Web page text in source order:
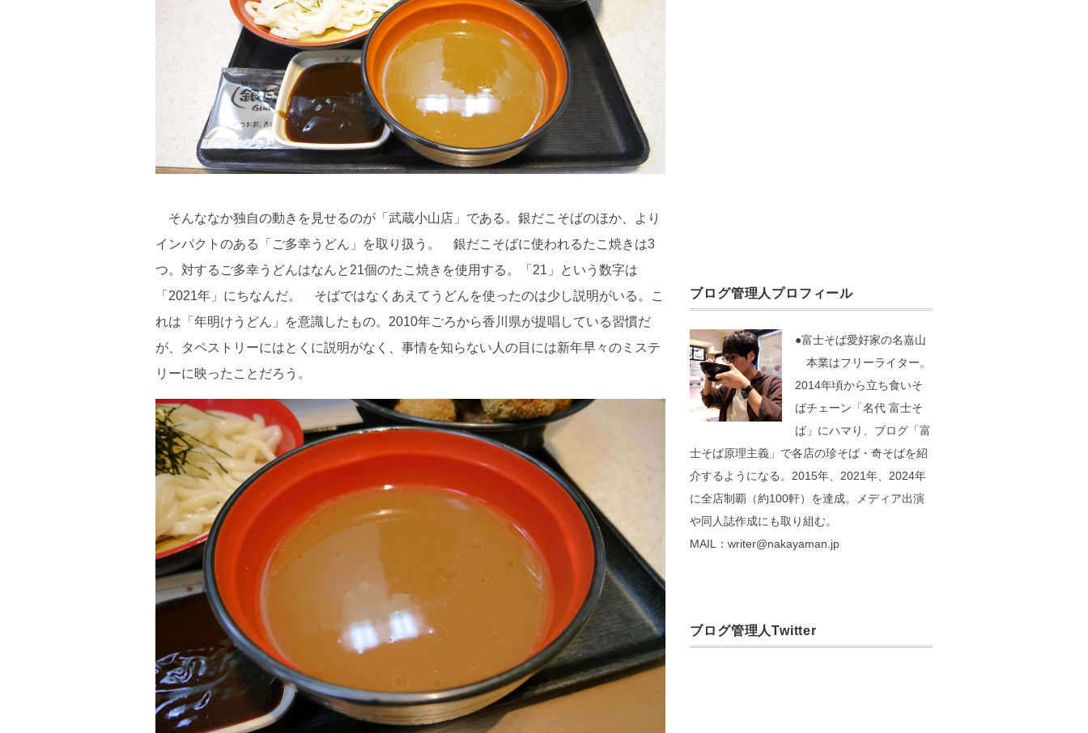
そんななか独自の動きを見せるのが「武蔵小山店」である。銀だこそばのほか、より
インパクトのある「ご多幸うどん」を取り扱う。 銀だこそばに使われるたこ焼きは3
つ。対するご多幸うどんはなんと21個のたこ焼きを使用する。「21」という数字は
「2021年」にちなんだ。 そばではなくあえてうどんを使ったのは少し説明がいる。こ
れは「年明けうどん」を意識したもの。2010年ごろから香川県が提唱している習慣だ
が、タペストリーにはとくに説明がなく、事情を知らない人の目には新年早々のミステ
リーに映ったことだろう。
ブログ管理人プロフィール
●富士そば愛好家の名嘉山
本業はフリーライター。
2014年頃から立ち食いそ
ばチェーン「名代 富士そ
ば」にハマり、ブログ「富
士そば原理主義」で各店の珍そば・奇そばを紹
介するようになる。2015年、2021年、2024年
に全店制覇（約100軒）を達成。メディア出演
や同人誌作成にも取り組む。
MAIL：writer@nakayaman.jp
ブログ管理人Twitter